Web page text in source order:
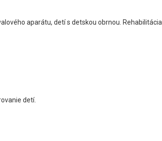
aparátu, detí s detskou obrnou. Rehabilitácia
detí.